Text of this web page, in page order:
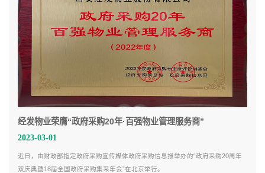
经发物业荣膺“政府采购20年·百强物业管理服务商”
2023-03-01
近日，由财政部指定政府采购宣传媒体政府采购信息报举办的“政府采购20周年
双庆典暨18届全国政府采购集采年会”在北京举行。